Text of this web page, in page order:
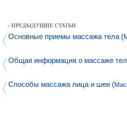
‹ ПРЕДЫДУЩИЕ СТАТЬИ
Основные приемы массажа тела (
Общая информация о массаже
Способы массажа лица и шеи (